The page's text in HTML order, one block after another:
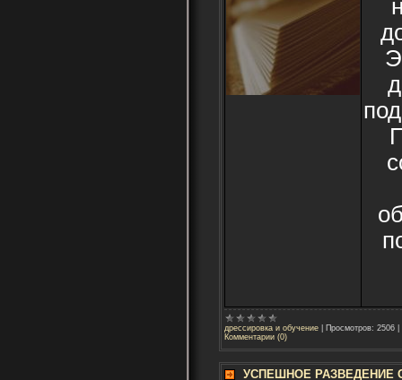
дрессировка и обучение Просмотров: 2506
Комментарии (0)
УСПЕШНОЕ РАЗВЕДЕНИЕ